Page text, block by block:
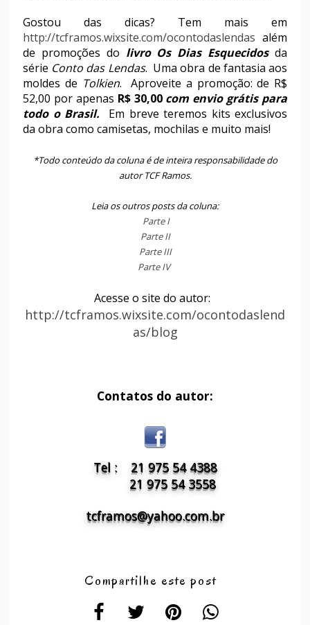
Gostou das dicas? Tem mais em
http://tcframos.wixsite.com/ocontodaslendas além
de promoções do livro Os Dias Esquecidosda
série Conto das Lendas. Uma obra de fantasia aos
moldes de Tolkien.
Aproveite a promoção: de R$
52,00 por apenas R$ 30,00 com envio grátis para
todo o Brasil.
Em breve teremos kits exclusivos
da obra como camisetas, mochilas e muito mais!
*Todo conteúdo da coluna é de inteira responsabilidade do
autor TCF Ramos.
Leia os outros posts da coluna:
Parte I
Parte II
Parte III
Parte IV
Acesse o site do autor:
http://tcframos.wixsite.com/ocontodaslend
as/blog
Contatos do autor:
Tel : 21 975 54 4388
21 975 54 3558
tcframos@yahoo.com.br
Compartilhe este post